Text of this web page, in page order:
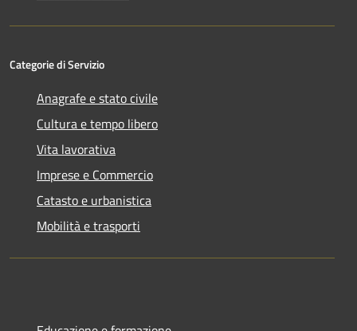
Categorie di Servizio
Anagrafe e stato civile
Cultura e tempo libero
Vita lavorativa
Imprese e Commercio
Catasto e urbanistica
Mobilità e trasporti